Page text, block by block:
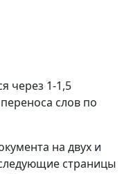
через 1-1,5
слов по
на двух и
страницы